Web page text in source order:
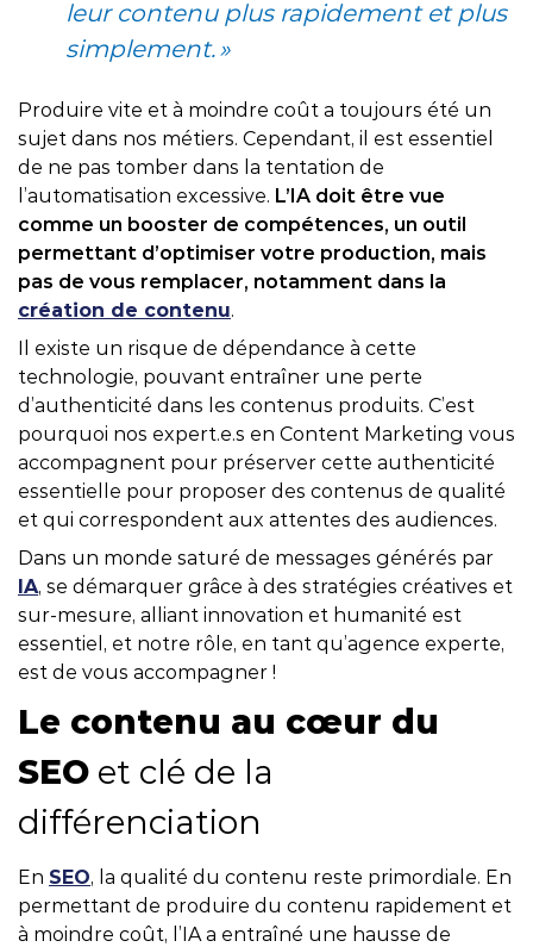
leur contenu plus rapidement et plus
simplement. »
Produire vite et à moindre coût a toujours été un
sujet dans nos métiers. Cependant, il est essentiel
de ne pas tomber dans la tentation de
l’automatisation excessive. L’IA doit être vue
comme un booster de compétences, un outil
permettant d’optimiser votre production, mais
pas de vous remplacer, notamment dans la
création de contenu.
Il existe un risque de dépendance à cette
technologie, pouvant entraîner une perte
d’authenticité dans les contenus produits. C’est
pourquoi nos expert.e.s en Content Marketing vous
accompagnent pour préserver cette authenticité
essentielle pour proposer des contenus de qualité
et qui correspondent aux attentes des audiences.
Dans un monde saturé de messages générés par
IA, se démarquer grâce à des stratégies créatives et
sur-mesure, alliant innovation et humanité est
essentiel, et notre rôle, en tant qu’agence experte,
est de vous accompagner !
Le contenu au cœur du
SEO et clé de la
différenciation
En SEO, la qualité du contenu reste primordiale. En
permettant de produire du contenu rapidement et
à moindre coût, l’IA a entraîné une hausse de